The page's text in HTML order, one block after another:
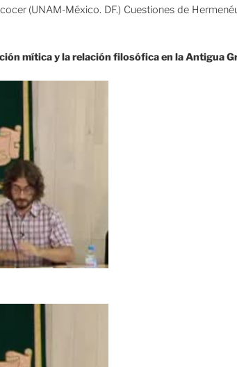
(UNAM-México. DF.) Cuestiones de
mítica y la relación filosófica en la Antigua